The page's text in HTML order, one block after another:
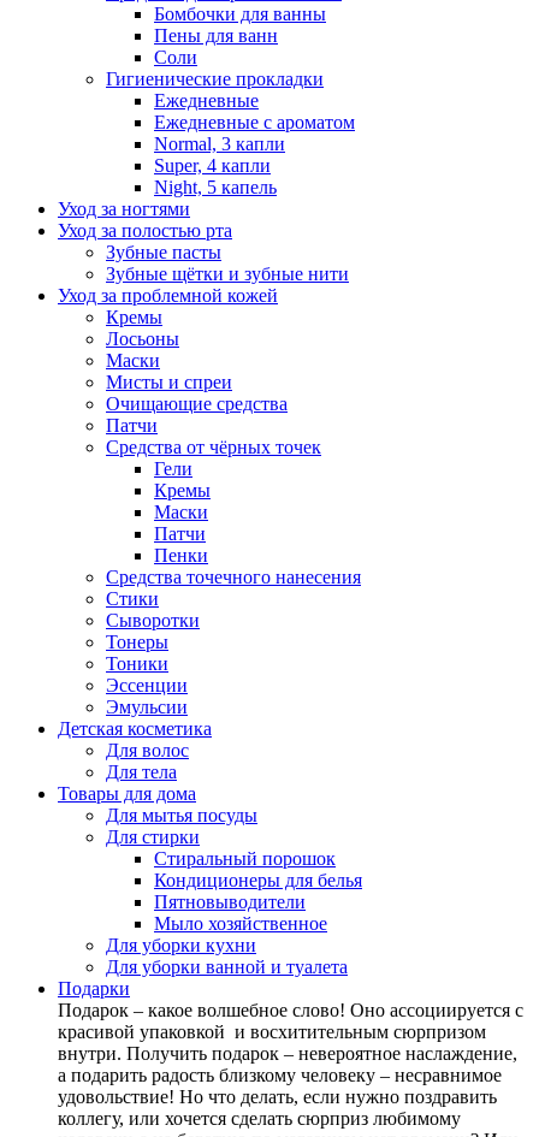
Бомбочки для ванны
Пены для ванн
Соли
Гигиенические прокладки
Ежедневные
Ежедневные с ароматом
Normal, 3 капли
Super, 4 капли
Night, 5 капель
Уход за ногтями
Уход за полостью рта
Зубные пасты
Зубные щётки и зубные нити
Уход за проблемной кожей
Кремы
Лосьоны
Маски
Мисты и спреи
Очищающие средства
Патчи
Средства от чёрных точек
Гели
Кремы
Маски
Патчи
Пенки
Средства точечного нанесения
Стики
Сыворотки
Тонеры
Тоники
Эссенции
Эмульсии
Детская косметика
Для волос
Для тела
Товары для дома
Для мытья посуды
Для стирки
Стиральный порошок
Кондиционеры для белья
Пятновыводители
Мыло хозяйственное
Для уборки кухни
Для уборки ванной и туалета
Подарки
Подарок – какое волшебное слово! Оно ассоциируется с
красивой упаковкой и восхитительным сюрпризом
внутри. Получить подарок – невероятное наслаждение,
а подарить радость близкому человеку – несравнимое
удовольствие! Но что делать, если нужно поздравить
коллегу, или хочется сделать сюрприз любимому